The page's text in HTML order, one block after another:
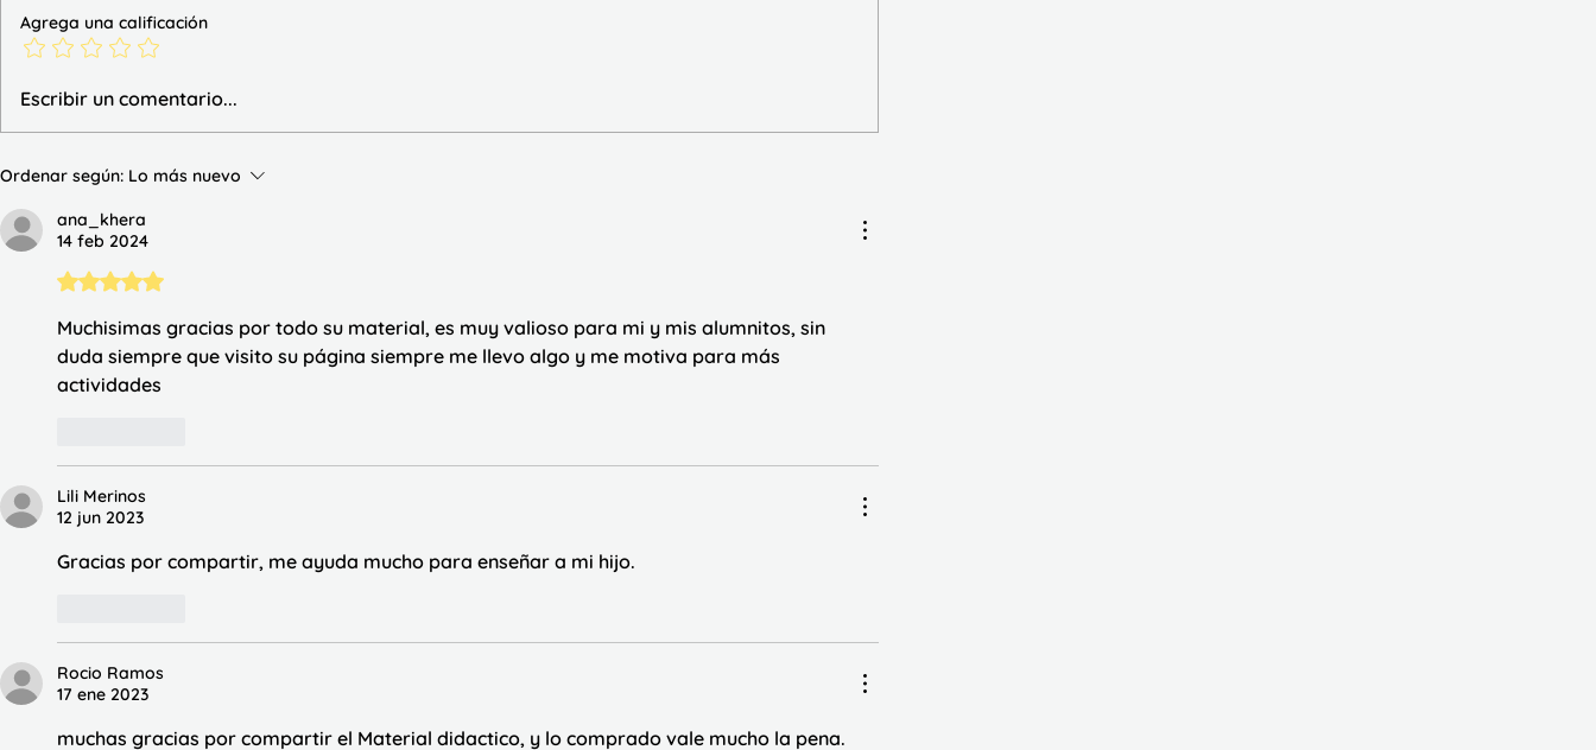
descubre la sílaba
Agrega una calificación
Escribir un comentario...
Ordenar según: Lo más nuevo
ana_khera
14 feb 2024
Obtuvo 5 de 5 estrellas.
Muchisimas gracias por todo su material, es muy valioso para mi y mis alumnitos, sin
duda siempre que visito su página siempre me llevo algo y me motiva para más
actividades
Lili Merinos
12 jun 2023
Gracias por compartir, me ayuda mucho para enseñar a mi hijo.
Rocio Ramos
17 ene 2023
muchas gracias por compartir el Material didactico, y lo comprado vale mucho la pena.